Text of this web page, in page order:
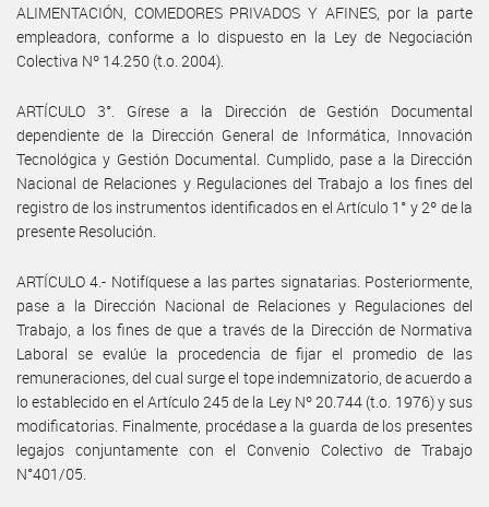
ALIMENTACIÓN, COMEDORES PRIVADOS Y AFINES, por la parte
empleadora, conforme a lo dispuesto en la Ley de Negociación
Colectiva Nº 14.250 (t.o. 2004).
ARTÍCULO 3°. Gírese a la Dirección de Gestión Documental
dependiente de la Dirección General de Informática, Innovación
Tecnológica y Gestión Documental. Cumplido, pase a la Dirección
Nacional de Relaciones y Regulaciones del Trabajo a los fines del
registro de los instrumentos identificados en el Artículo 1° y 2º de la
presente Resolución.
ARTÍCULO 4.- Notifíquese a las partes signatarias. Posteriormente,
pase a la Dirección Nacional de Relaciones y Regulaciones del
Trabajo, a los fines de que a través de la Dirección de Normativa
Laboral se evalúe la procedencia de fijar el promedio de las
remuneraciones, del cual surge el tope indemnizatorio, de acuerdo a
lo establecido en el Artículo 245 de la Ley Nº 20.744 (t.o. 1976) y sus
modificatorias. Finalmente, procédase a la guarda de los presentes
legajos conjuntamente con el Convenio Colectivo de Trabajo
N°401/05.